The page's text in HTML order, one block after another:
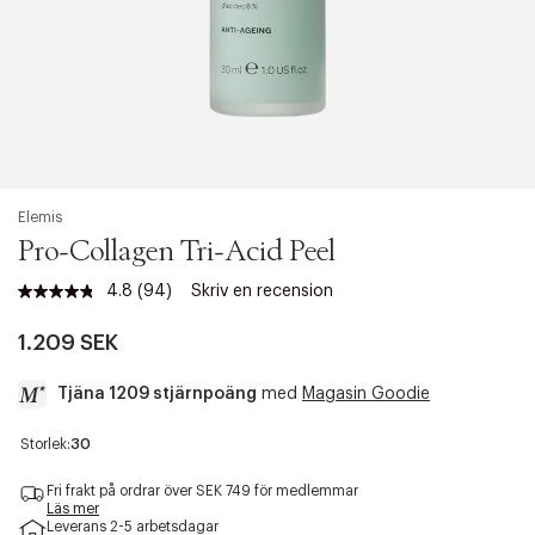
Elemis
Pro-Collagen Tri-Acid Peel
4.8 Läs
samma
(94) Skriv en recension
1.209 SEK
Tjäna 1209 stjärnpoäng med Magasin Goodie
a
c
Storlek:30
Fri frakt på ordrar över SEK 749 för medlemmar
Läs mer
Leverans 2-5 arbetsdagar